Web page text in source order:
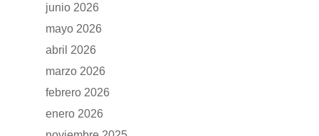
junio 2026
mayo 2026
abril 2026
marzo 2026
febrero 2026
enero 2026